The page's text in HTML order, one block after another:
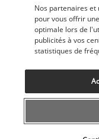
Découvrir la
Nos partenaires et
pour vous offrir
optimale lors de
publicités à vos
statistiques de